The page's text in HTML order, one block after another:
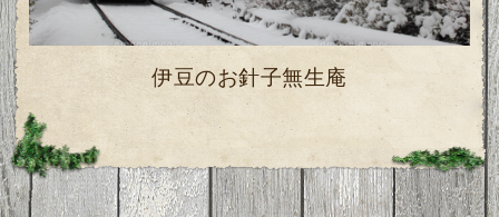
伊豆のお針子無生庵